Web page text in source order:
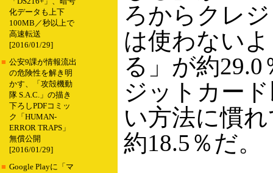
化データも上下
100MB／秒以上で
高速転送
[2016/01/29]
■ 公安9課が情報流出
の危険性を解き明
かす、「攻殻機動
隊 S.A.C.」の描き
下ろしPDFコミッ
ク「HUMAN-
ERROR TRAPS」
無償公開
[2016/01/29]
■ Google Playに「マ
ろからクレ
は使わない
る」が約
ジットカー
い方法に慣
約18.5％だ。